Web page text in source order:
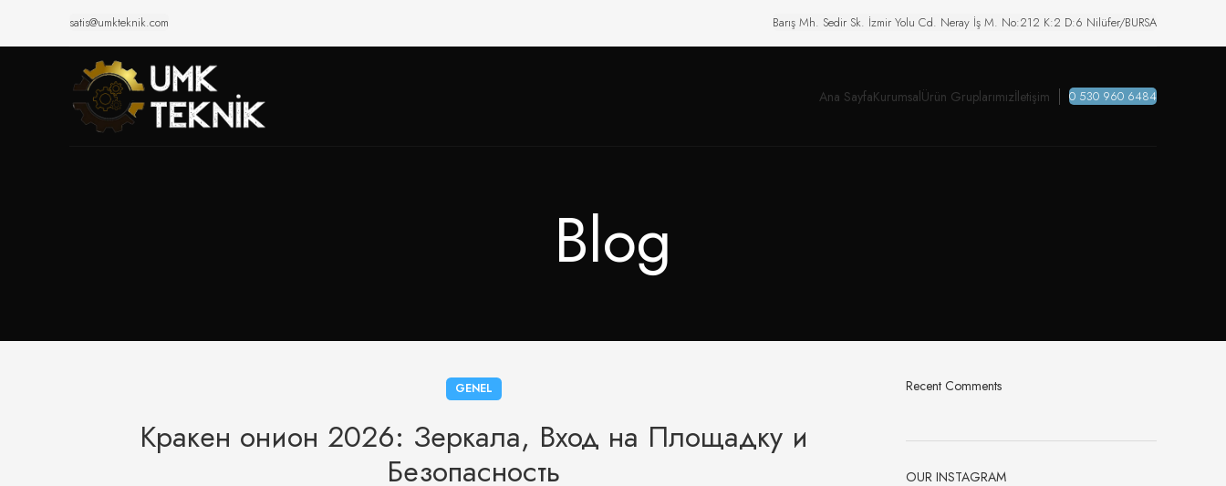
satis@umkteknik.com Barış Mh. Sedir Sk. İzmir Yolu Cd. Neray İş M. No:212 K:2 D:6 Nilüfer/BURSA
Ana SayfaKurumsalÜrün Gruplarımızİletişim 0 530 960 6484
Blog
GENEL
Кракен онион 2026: Зеркала, Вход на Площадку и
Безопасность
Recent Comments
OUR INSTAGRAM